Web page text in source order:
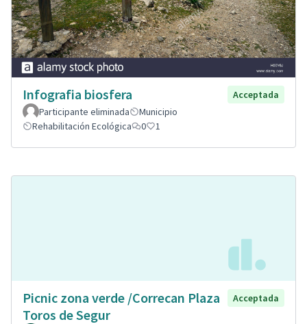
Infografia biosfera
Acceptada
Participante eliminada
Municipio
Rehabilitación Ecológica
0 1
Picnic zona verde /Correcan Plaza
Toros de Segur
Acceptada